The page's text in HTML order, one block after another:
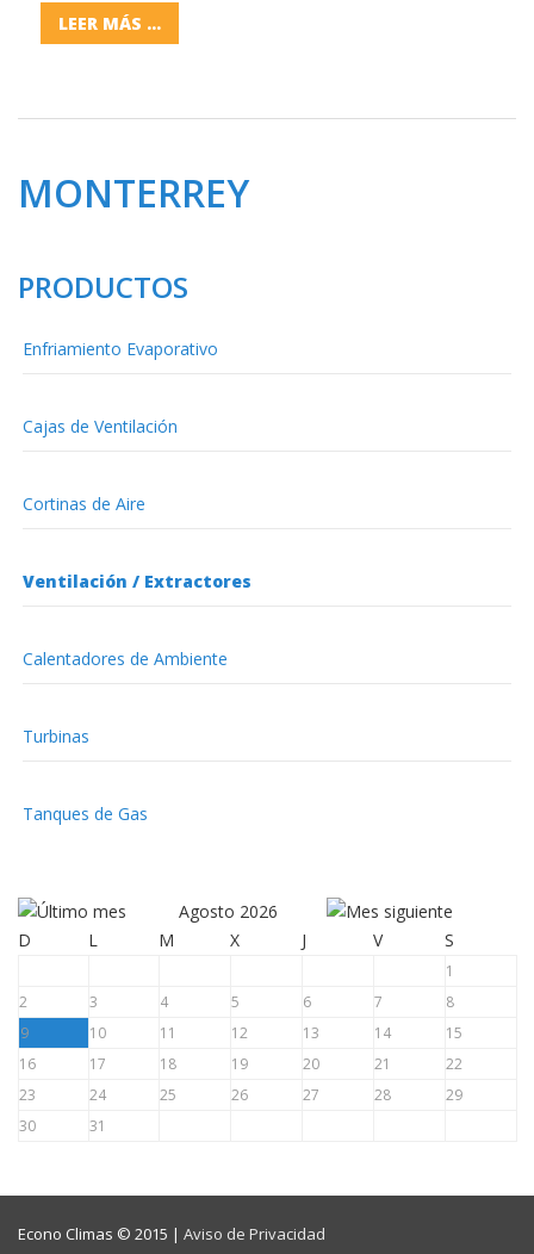
LEER MÁS ...
MONTERREY
PRODUCTOS
Enfriamiento Evaporativo
Cajas de Ventilación
Cortinas de Aire
Ventilación / Extractores
Calentadores de Ambiente
Turbinas
Tanques de Gas
Agosto 2026
D
L M X J V S
1
2
3 4 5 6 7
8
9
10 11 12 13 14
15
16
17 18 19 20 21
22
23
24 25 26 27 28
29
30
31
Econo Climas © 2015 | Aviso de Privacidad